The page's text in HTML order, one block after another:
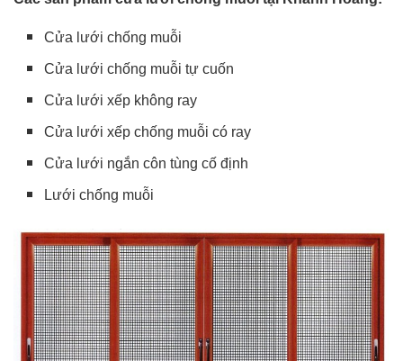
Cửa lưới chống muỗi
Cửa lưới chống muỗi tự cuốn
Cửa lưới xếp không ray
Cửa lưới xếp chống muỗi có ray
Cửa lưới ngắn côn tùng cố định
Lưới chống muỗi